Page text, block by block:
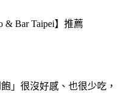
& Bar Taipei】推薦
」很沒好感、也很少吃，